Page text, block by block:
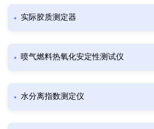
实际胶质测定器
喷气燃料热氧化安定性测试仪
水分离指数测定仪